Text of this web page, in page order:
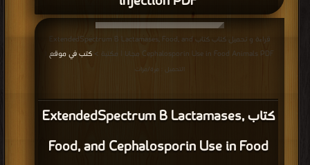
كتاب ExtendedSpectrum B Lactamases,
Food, and Cephalosporin Use in Food
قراءة و تحميل كتاب كتاب ExtendedSpectrum B Lactamases, Food, and
Cephalosporin Use in Food Animals PDF مجانا | مكتبة >
كتب في موقع
التحميل : مرة/مرات